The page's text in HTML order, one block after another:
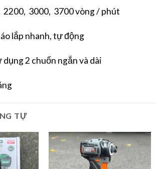
2200, 3000, 3700 vòng / phút
lắp nhanh, tự động
2 chuổn ngắn và dài
TỰ